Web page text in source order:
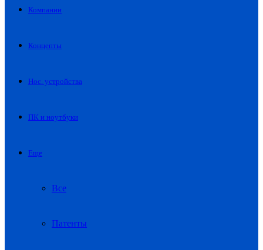
Компании
Концепты
Нос. устройства
ПК и ноутбуки
Еще
Все
Патенты